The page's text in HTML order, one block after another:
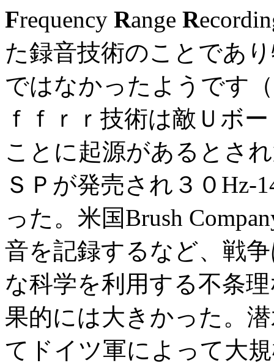
Frequency Range R
た録音技術のことであ
ではなかったようです
ｆｆｒｒ技術は敵Ｕボ
ことに起源があるとさ
ＳＰが発売され３０Hz-
った。米国Brush
音を記録するなど、戦
な科学を利用する不条
果的には大きかった。
てドイツ軍によって大